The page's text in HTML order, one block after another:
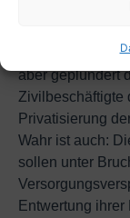
Rentner der
aber geplündert
Zivilbeschäftigte
Privatisierung
Wahr ist auch:
sollen unter
Entwertung